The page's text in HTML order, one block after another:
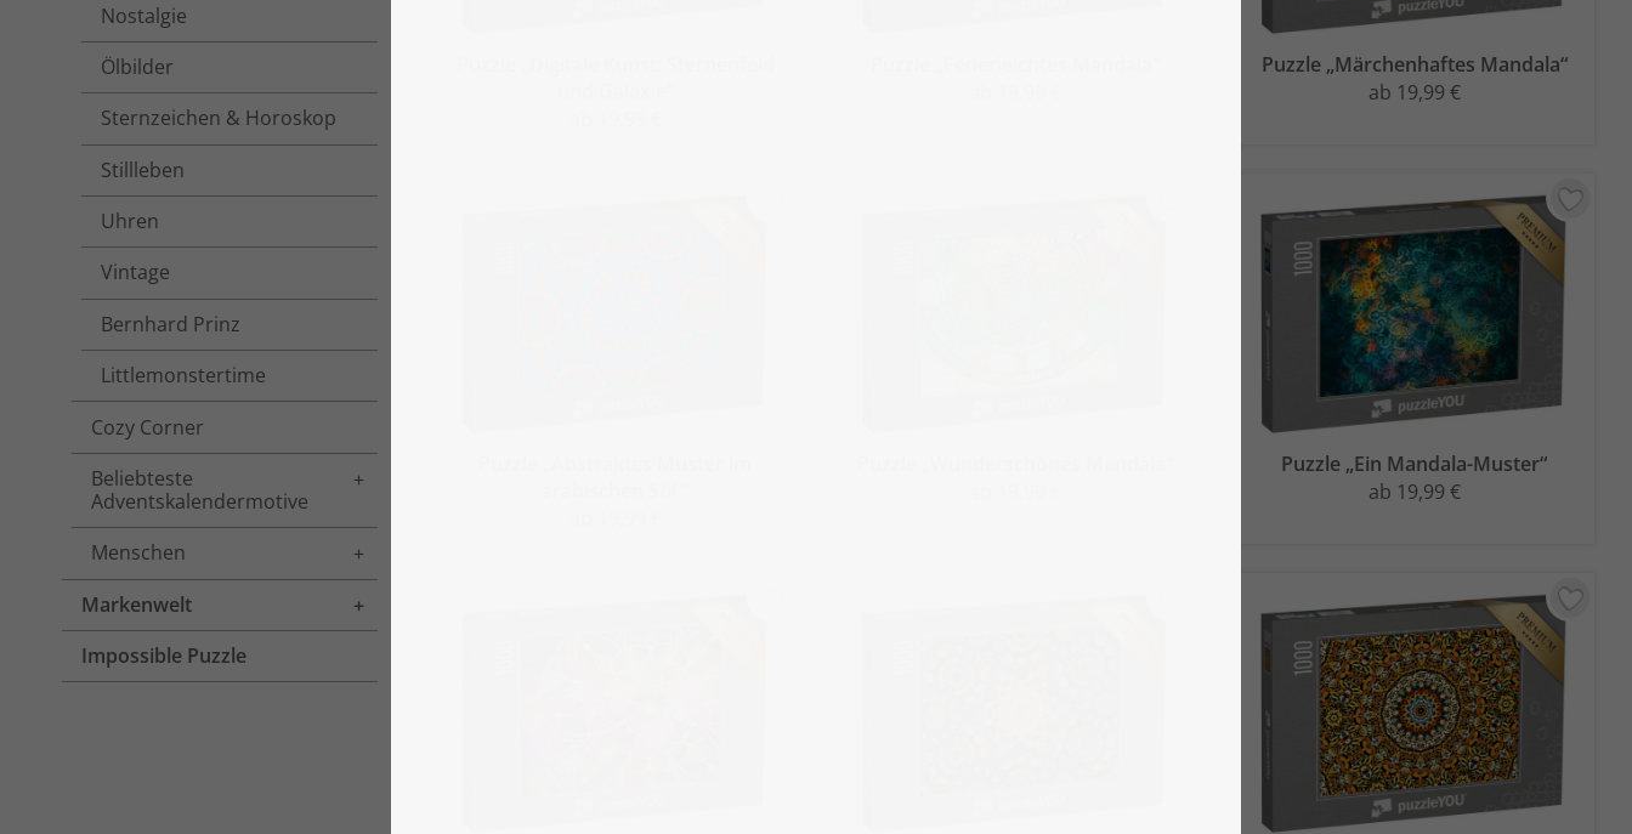
Nostalgie
Ölbilder
Sternzeichen & Horoskop
Stillleben
Uhren
Vintage
Bernhard Prinz
Littlemonstertime
Cozy Corner
Beliebteste
Adventskalendermotive
Toggle menu
Menschen
Toggle menu
Markenwelt
Toggle menu
Impossible Puzzle
Puzzle „Märchenhaftes Mandala“
ab 19,99 €
Puzzle „Ein Mandala-Muster“
ab 19,99 €